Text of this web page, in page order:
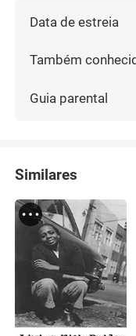
Data de estreia
Também
Guia parental
Similares